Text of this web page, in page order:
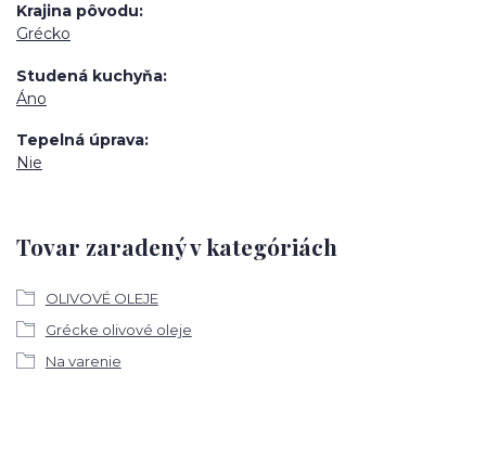
Krajina pôvodu
Grécko
Studená kuchyňa
Áno
Tepelná úprava
Nie
Tovar zaradený v kategóriách
OLIVOVÉ OLEJE
Grécke olivové oleje
Na varenie